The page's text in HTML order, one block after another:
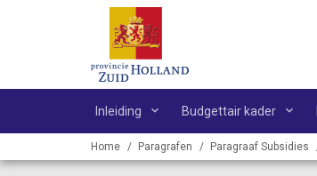
Ga naar de inhoud van deze pagina.
Inleiding Budgettair kader
Home Paragrafen Paragraaf Subsidies